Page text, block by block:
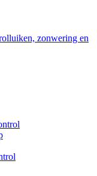
zonwering en